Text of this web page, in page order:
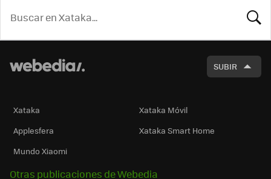
SUBIR
Xataka
Xataka Móvil
Applesfera
Xataka Smart Home
Mundo Xiaomi
Otras publicaciones de Webedia